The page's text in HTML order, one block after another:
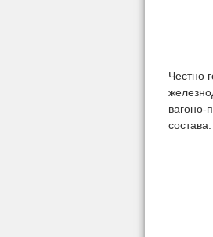
Честно
вагоно-
состава.